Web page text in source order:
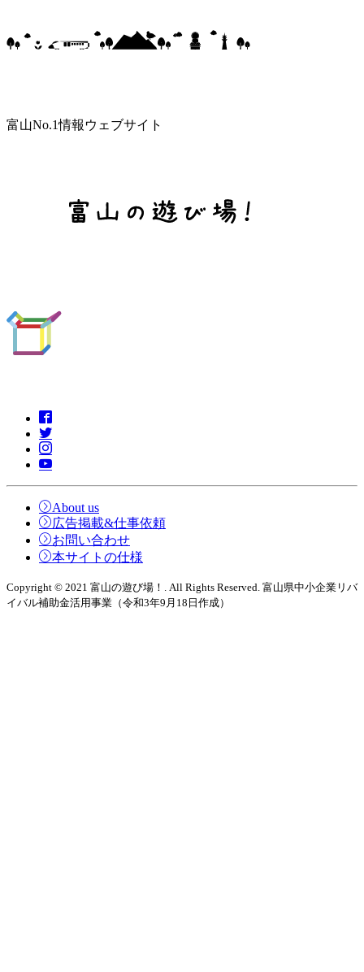
富山No.1情報ウェブサイト
About us
広告掲載&仕事依頼
お問い合わせ
本サイトの仕様
Copyright © 2021 富山の遊び場！. All Rights Reserved. 富山県中小企業リバ
イバル補助金活用事業（令和3年9月18日作成）